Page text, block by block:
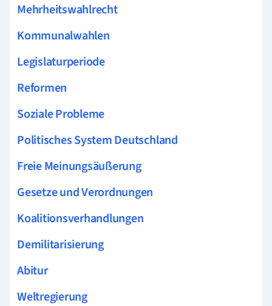
Mehrheitswahlrecht
Kommunalwahlen
Legislaturperiode
Reformen
Soziale Probleme
Politisches System Deutschland
Freie Meinungsäußerung
Gesetze und Verordnungen
Koalitionsverhandlungen
Demilitarisierung
Abitur
Weltregierung